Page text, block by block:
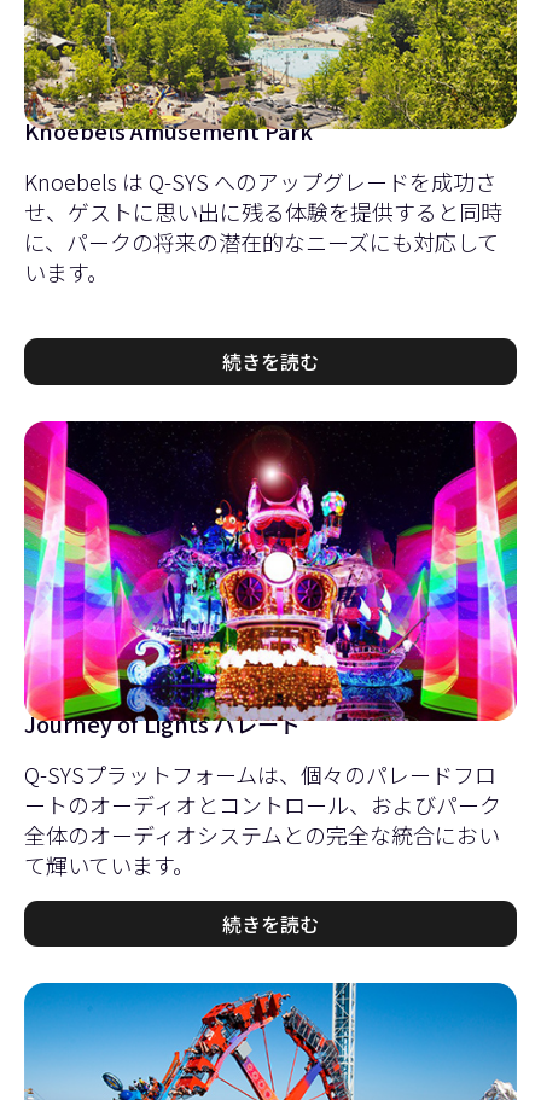
Knoebels Amusement Park
Knoebels は Q-SYS へのアップグレードを成功さ
せ、ゲストに思い出に残る体験を提供すると同時
に、パークの将来の潜在的なニーズにも対応して
います。
続きを読む
Journey of Lights パレード
Q-SYSプラットフォームは、個々のパレードフロ
ートのオーディオとコントロール、およびパーク
全体のオーディオシステムとの完全な統合におい
て輝いています。
続きを読む